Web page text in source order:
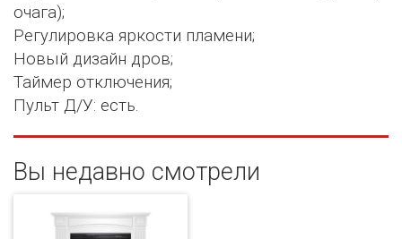
очага);
Регулировка яркости пламени;
Новый дизайн дров;
Таймер отключения;
Пульт Д/У: есть.
Вы недавно смотрели